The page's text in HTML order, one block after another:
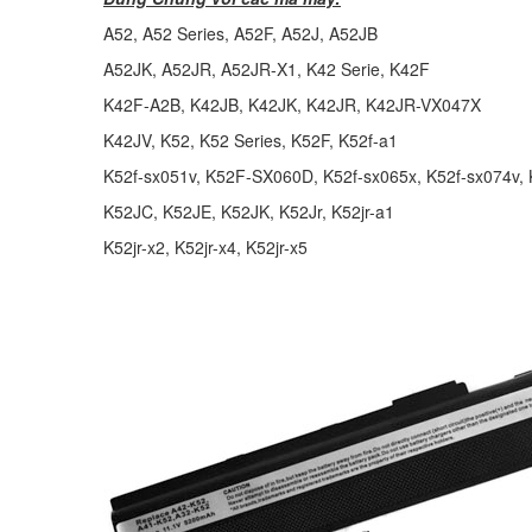
A52, A52 Series, A52F, A52J, A52JB
A52JK, A52JR, A52JR-X1, K42 Serie, K42F
K42F-A2B, K42JB, K42JK, K42JR, K42JR-VX047X
K42JV, K52, K52 Series, K52F, K52f-a1
K52f-sx051v, K52F-SX060D, K52f-sx065x, K52f-sx074v,
K52JC, K52JE, K52JK, K52Jr, K52jr-a1
K52jr-x2, K52jr-x4, K52jr-x5